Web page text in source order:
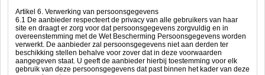
Artikel 6. Verwerking van persoonsgegevens
6.1 De aanbieder respecteert de privacy van alle gebruikers van haar
site en draagt er zorg voor dat persoonsgegevens zorgvuldig en in
overeenstemming met de Wet Bescherming Persoonsgegevens worden
verwerkt. De aanbieder zal persoonsgegevens niet aan derden ter
beschikking stellen behalve voor zover dat in deze voorwaarden
aangegeven staat. U geeft de aanbieder hierbij toestemming voor elk
gebruik van deze persoonsgegevens dat past binnen het kader van deze